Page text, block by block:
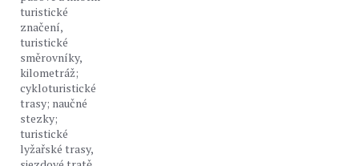
turistické
značení,
turistické
směrovníky,
kilometráž;
cykloturistické
trasy; naučné
stezky;
turistické
lyžařské trasy,